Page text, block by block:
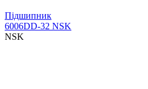
Підшипник
6006DD-32 NSK
NSK